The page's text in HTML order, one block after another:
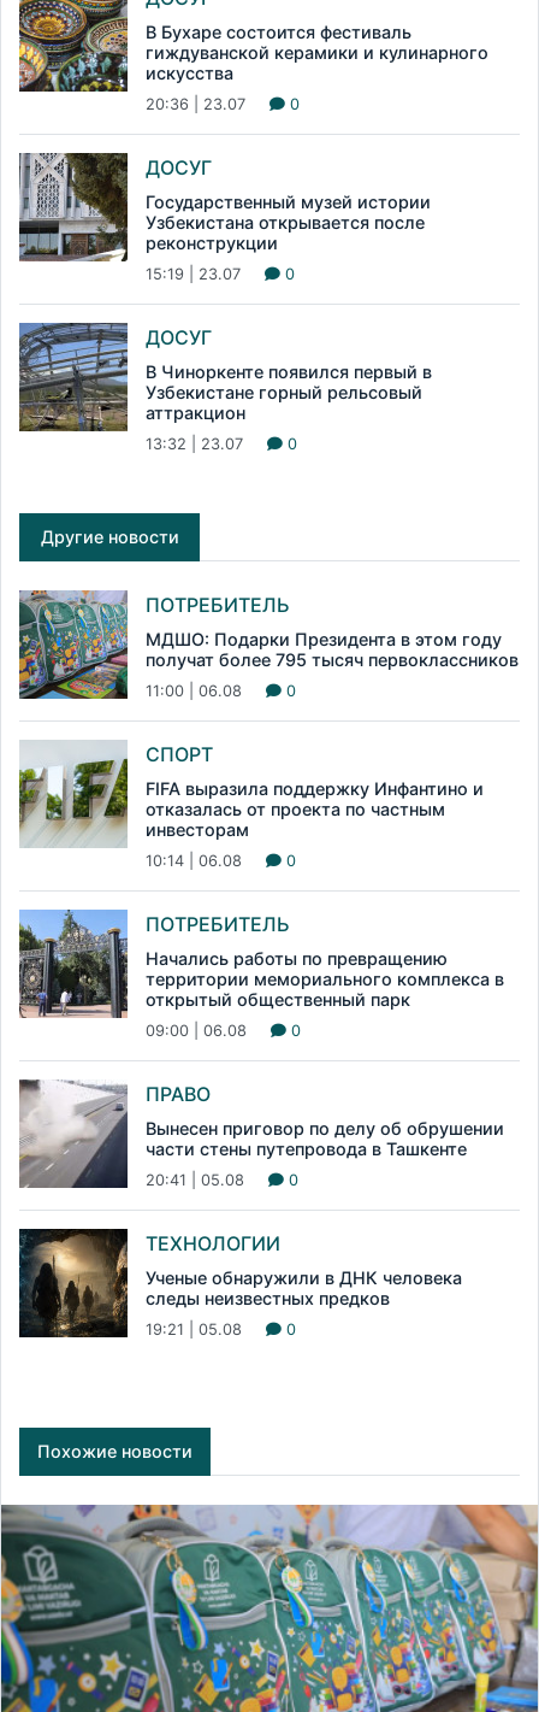
В Бухаре состоится фестиваль
гиждуванской керамики и кулинарного
искусства
20:36 | 23.07 0
ДОСУГ
Государственный музей истории
Узбекистана открывается после
реконструкции
15:19 | 23.07 0
ДОСУГ
В Чиноркенте появился первый в
Узбекистане горный рельсовый
аттракцион
13:32 | 23.07 0
Другие новости
ПОТРЕБИТЕЛЬ
МДШО: Подарки Президента в этом году
получат более 795 тысяч первоклассников
11:00 | 06.08 0
СПОРТ
FIFA выразила поддержку Инфантино и
отказалась от проекта по частным
инвесторам
10:14 | 06.08 0
ПОТРЕБИТЕЛЬ
Начались работы по превращению
территории мемориального комплекса в
открытый общественный парк
09:00 | 06.08 0
ПРАВО
Вынесен приговор по делу об обрушении
части стены путепровода в Ташкенте
20:41 | 05.08 0
ТЕХНОЛОГИИ
Ученые обнаружили в ДНК человека
следы неизвестных предков
19:21 | 05.08 0
Похожие новости